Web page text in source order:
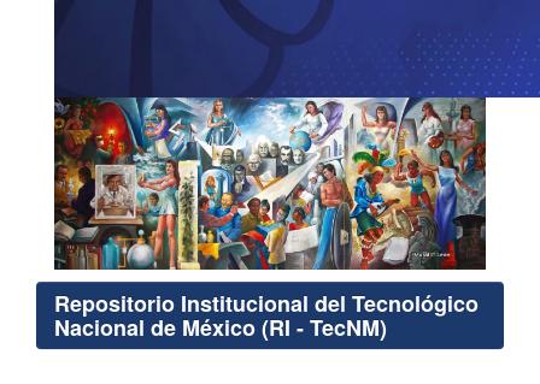
Repositorio Institucional del Tecnológico
Nacional de México (RI - TecNM)